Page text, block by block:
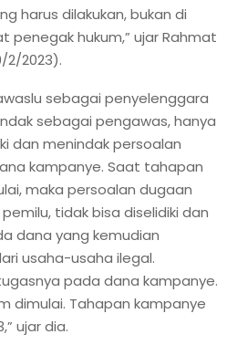
harus dilakukan, bukan di
penegak hukum,” ujar Rahmat
2/2023).
sebagai penyelenggara
sebagai pengawas, hanya
dan menindak persoalan
kampanye. Saat tahapan
maka persoalan dugaan
tidak bisa diselidiki dan
dana yang kemudian
usaha-usaha ilegal.
pada dana kampanye.
dimulai. Tahapan kampanye
ujar dia.